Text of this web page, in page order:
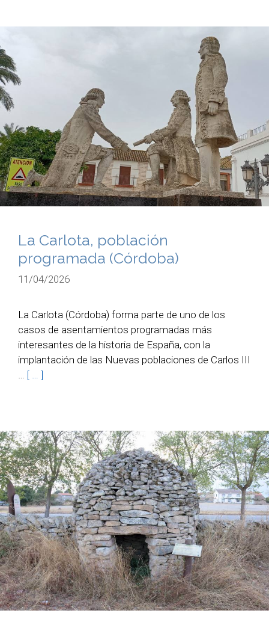
La Carlota, población
programada (Córdoba)
11/04/2026
La Carlota (Córdoba) forma parte de uno de los
casos de asentamientos programadas más
interesantes de la historia de España, con la
implantación de las Nuevas poblaciones de Carlos III
… [ … ]